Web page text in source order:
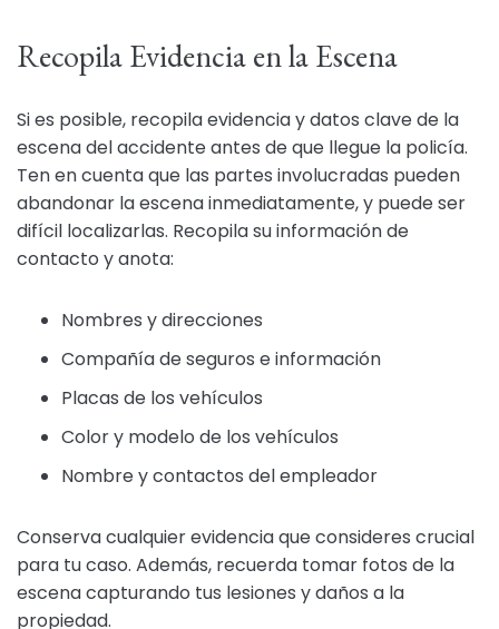
Recopila Evidencia en la Escena
Si es posible, recopila evidencia y datos clave de la
escena del accidente antes de que llegue la policía.
Ten en cuenta que las partes involucradas pueden
abandonar la escena inmediatamente, y puede ser
difícil localizarlas. Recopila su información de
contacto y anota:
Nombres y direcciones
Compañía de seguros e información
Placas de los vehículos
Color y modelo de los vehículos
Nombre y contactos del empleador
Conserva cualquier evidencia que consideres crucial
para tu caso. Además, recuerda tomar fotos de la
escena capturando tus lesiones y daños a la
propiedad.